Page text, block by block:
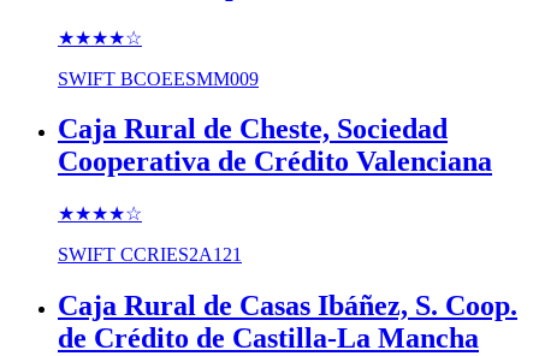
★★★★☆
SWIFT BCOEESMM009
Caja Rural de Cheste, Sociedad
Cooperativa de Crédito Valenciana
★★★★☆
SWIFT CCRIES2A121
Caja Rural de Casas Ibáñez, S. Coop.
de Crédito de Castilla-La Mancha